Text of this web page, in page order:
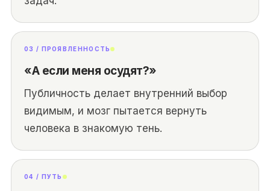
03 / ПРОЯВЛЕННОСТЬ
«А если меня осудят?»
Публичность делает внутренний выбор
видимым, и мозг пытается вернуть
человека в знакомую тень.
04 / ПУТЬ